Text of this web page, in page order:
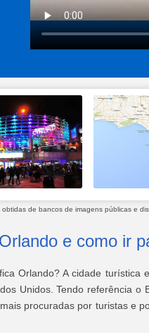
obtidas de bancos de imagens públicas e
e como ir
Orlando? A cidade turística
Unidos. Tendo referência
procuradas por turistas e